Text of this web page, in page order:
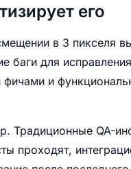
его
в 3 пикселя
для
и
Традиционные QA-
проходят,